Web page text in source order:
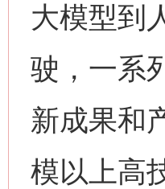
大模型到
驶，一系
新成果和
模以上高